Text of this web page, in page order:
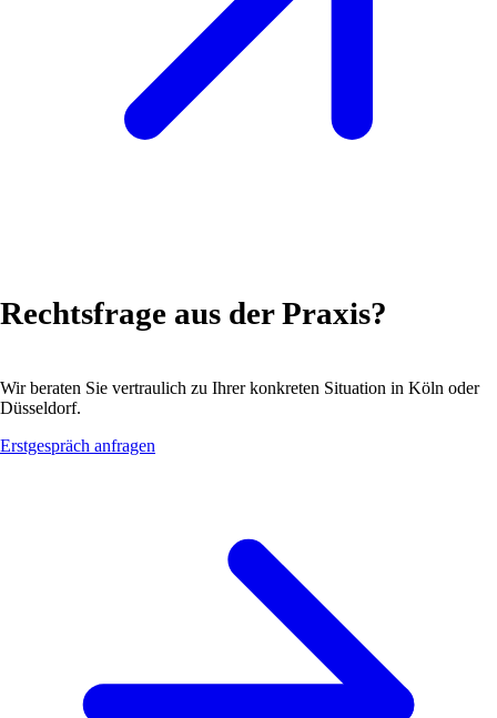
Rechtsfrage aus der Praxis?
Wir beraten Sie vertraulich zu Ihrer konkreten Situation in Köln oder
Düsseldorf.
Erstgespräch anfragen